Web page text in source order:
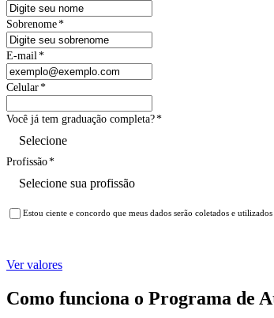
Sobrenome*
E-mail *
Celular*
Você já tem graduação completa?*
Profissão*
Estou ciente e concordo que meus dados serão coletados e
Ver valores
Como funciona o Programa de